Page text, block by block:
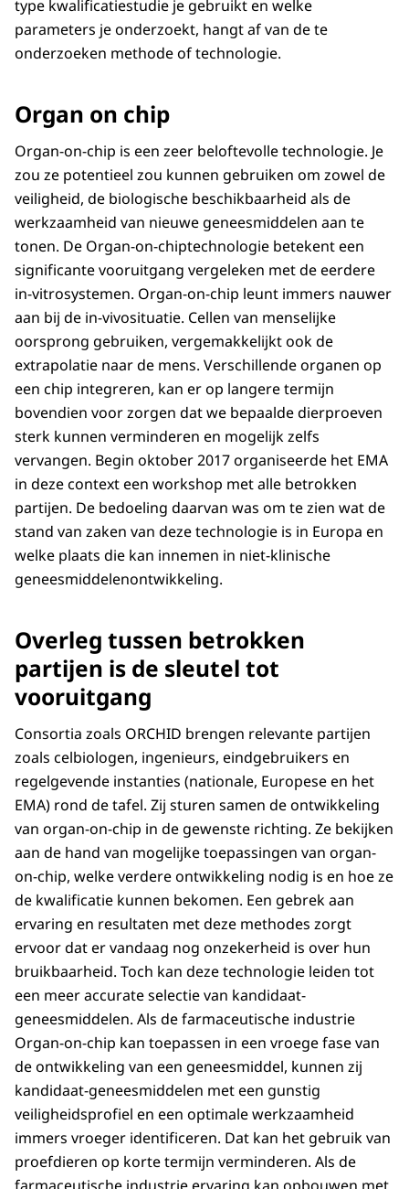
type kwalificatiestudie je gebruikt en welke
parameters je onderzoekt, hangt af van de te
onderzoeken methode of technologie.
Organ on chip
Organ-on-chip is een zeer beloftevolle technologie. Je
zou ze potentieel zou kunnen gebruiken om zowel de
veiligheid, de biologische beschikbaarheid als de
werkzaamheid van nieuwe geneesmiddelen aan te
tonen. De Organ-on-chiptechnologie betekent een
significante vooruitgang vergeleken met de eerdere
in-vitrosystemen. Organ-on-chip leunt immers nauwer
aan bij de in-vivosituatie. Cellen van menselijke
oorsprong gebruiken, vergemakkelijkt ook de
extrapolatie naar de mens. Verschillende organen op
een chip integreren, kan er op langere termijn
bovendien voor zorgen dat we bepaalde dierproeven
sterk kunnen verminderen en mogelijk zelfs
vervangen. Begin oktober 2017 organiseerde het EMA
in deze context een workshop met alle betrokken
partijen. De bedoeling daarvan was om te zien wat de
stand van zaken van deze technologie is in Europa en
welke plaats die kan innemen in niet-klinische
geneesmiddelenontwikkeling.
Overleg tussen betrokken
partijen is de sleutel tot
vooruitgang
Consortia zoals ORCHID brengen relevante partijen
zoals celbiologen, ingenieurs, eindgebruikers en
regelgevende instanties (nationale, Europese en het
EMA) rond de tafel. Zij sturen samen de ontwikkeling
van organ-on-chip in de gewenste richting. Ze bekijken
aan de hand van mogelijke toepassingen van organ-
on-chip, welke verdere ontwikkeling nodig is en hoe ze
de kwalificatie kunnen bekomen. Een gebrek aan
ervaring en resultaten met deze methodes zorgt
ervoor dat er vandaag nog onzekerheid is over hun
bruikbaarheid. Toch kan deze technologie leiden tot
een meer accurate selectie van kandidaat-
geneesmiddelen. Als de farmaceutische industrie
Organ-on-chip kan toepassen in een vroege fase van
de ontwikkeling van een geneesmiddel, kunnen zij
kandidaat-geneesmiddelen met een gunstig
veiligheidsprofiel en een optimale werkzaamheid
immers vroeger identificeren. Dat kan het gebruik van
proefdieren op korte termijn verminderen. Als de